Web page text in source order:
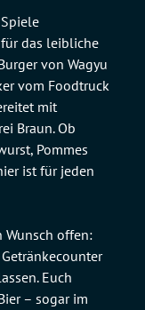
das leibliche
von Wagyu
vom Foodtruck
mit
Braun. Ob
Pommes
ist für jeden
Wunsch offen:
Euch
– sogar im